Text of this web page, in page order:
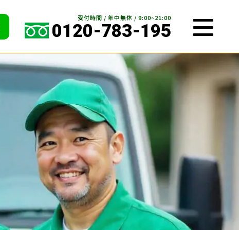
受付時間 / 年中無休 / 9:00~21:00
0120-783-195